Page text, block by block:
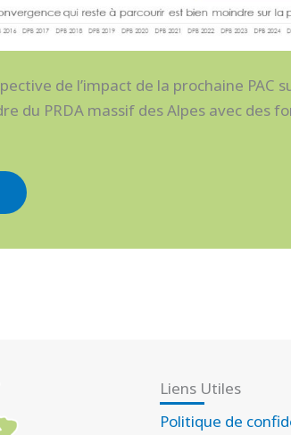
de l’impact de la prochaine PAC
du PRDA massif des Alpes avec des
Liens Utiles
Politique de